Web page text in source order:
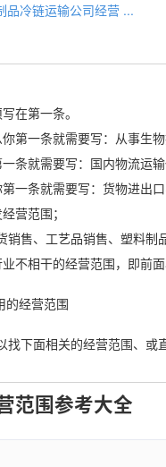
品冷链运输公司经营 ...
在第一条。
第一条就需要写：从事生物
条就需要写：国内物流运
一条就需要写：货物进出口
营范围；
售、工艺品销售、塑料制
不相干的经营范围，即前
的经营范围
找下面相关的经营范围、或
范围参考大全